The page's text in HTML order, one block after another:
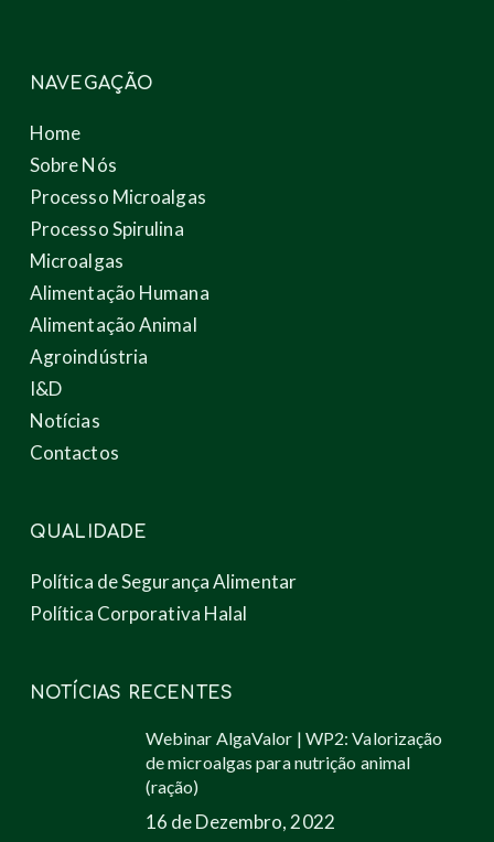
NAVEGAÇÃO
Home
Sobre Nós
Processo Microalgas
Processo Spirulina
Microalgas
Alimentação Humana
Alimentação Animal
Agroindústria
I&D
Notícias
Contactos
QUALIDADE
Política de Segurança Alimentar
Política Corporativa Halal
NOTÍCIAS RECENTES
Webinar AlgaValor | WP2: Valorização
de microalgas para nutrição animal
(ração)
16 de Dezembro, 2022